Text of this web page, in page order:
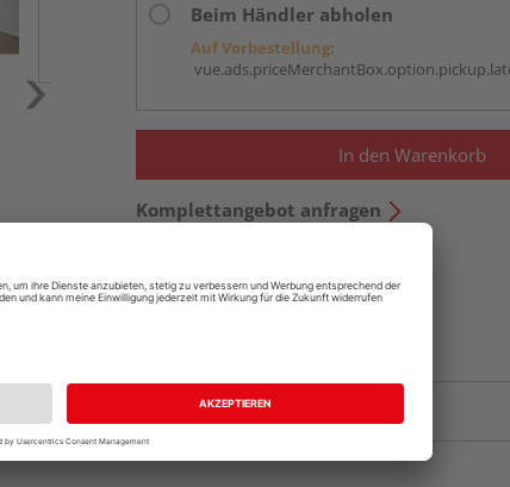
Beim Händler abholen
Auf Vorbestellung:
In den Warenkorb
Komplettangebot anfragen